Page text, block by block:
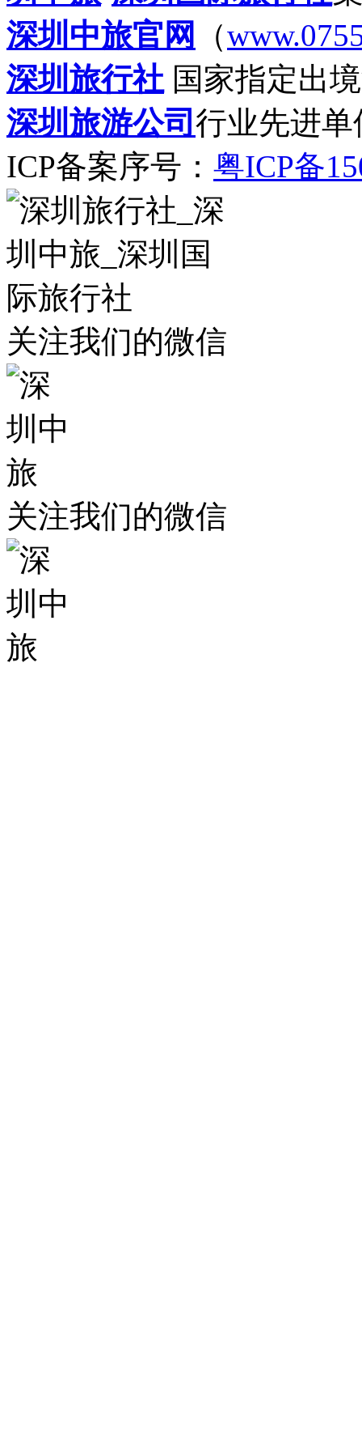
深圳中旅官网
（
深圳旅行社 国家指定出
深圳旅游公司 行业先进单
ICP备案序号： 粤ICP备
关注我们的微信
关注我们的微信